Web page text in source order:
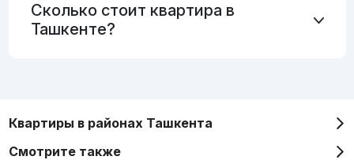
Сколько стоит квартира в
Ташкенте?
Квартиры в районах Ташкента
Смотрите также